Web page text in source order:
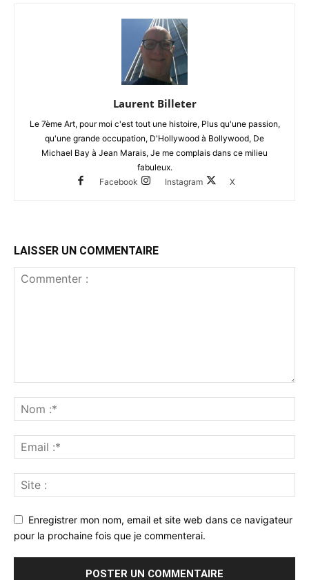
Laurent Billeter
Le 7ème Art, pour moi c'est tout une histoire, Plus qu'une passion,
qu'une grande occupation, D'Hollywood à Bollywood, De
Michael Bay à Jean Marais, Je me complais dans ce milieu
fabuleux.
Facebook
Instagram X
LAISSER UN COMMENTAIRE
Enregistrer mon nom, email et site web dans ce navigateur
pour la prochaine fois que je commenterai.